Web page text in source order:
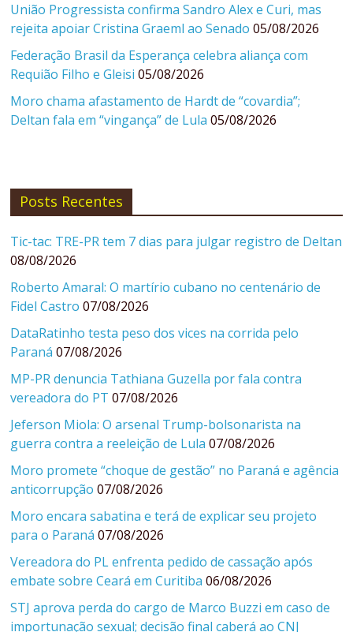
União Progressista confirma Sandro Alex e Curi, mas
rejeita apoiar Cristina Graeml ao Senado 05/08/2026
Federação Brasil da Esperança celebra aliança com
Requião Filho e Gleisi 05/08/2026
Moro chama afastamento de Hardt de “covardia”;
Deltan fala em “vingança” de Lula 05/08/2026
Posts Recentes
Tic-tac: TRE-PR tem 7 dias para julgar registro de Deltan
08/08/2026
Roberto Amaral: O martírio cubano no centenário de
Fidel Castro 07/08/2026
DataRatinho testa peso dos vices na corrida pelo
Paraná 07/08/2026
MP-PR denuncia Tathiana Guzella por fala contra
vereadora do PT 07/08/2026
Jeferson Miola: O arsenal Trump-bolsonarista na
guerra contra a reeleição de Lula 07/08/2026
Moro promete “choque de gestão” no Paraná e agência
anticorrupção 07/08/2026
Moro encara sabatina e terá de explicar seu projeto
para o Paraná 07/08/2026
Vereadora do PL enfrenta pedido de cassação após
embate sobre Ceará em Curitiba 06/08/2026
STJ aprova perda do cargo de Marco Buzzi em caso de
importunação sexual; decisão final caberá ao CNJ